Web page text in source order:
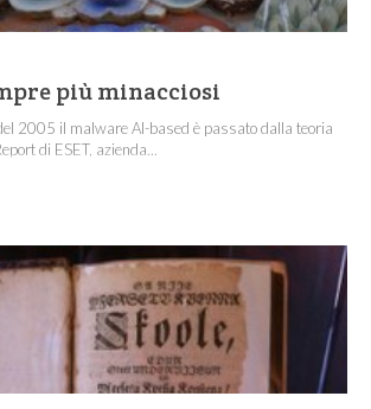
più minacciosi
2005 il malware AI-based è passato dalla teoria
di ESET, azienda...